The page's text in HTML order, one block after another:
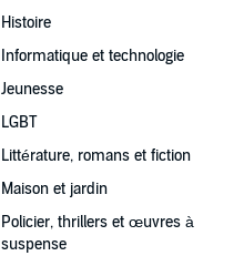
Histoire
Informatique et technologie
Jeunesse
LGBT
Littérature, romans et fiction
Maison et jardin
Policier, thrillers et œuvres à
suspense